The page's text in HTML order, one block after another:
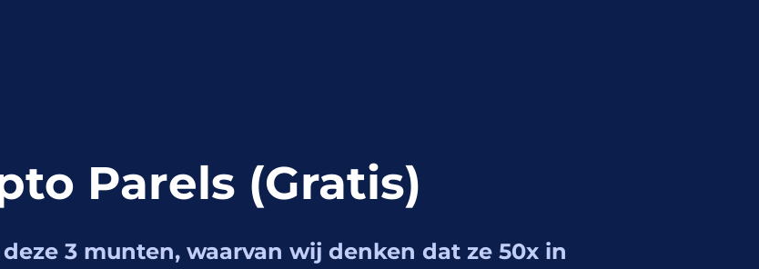
Parels (gratis)
3 munten, waarvan wij denken dat ze 50x in